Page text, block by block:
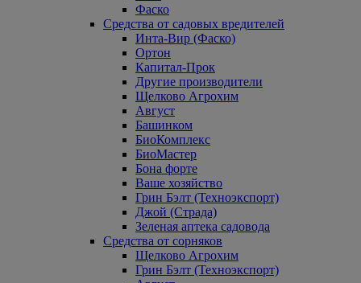
Фаско
Средства от садовых вредителей
Инта-Вир (Фаско)
Ортон
Капитал-Прок
Другие производители
Щелково Агрохим
Август
Башинком
БиоКомплекс
БиоМастер
Бона форте
Ваше хозяйство
Грин Бэлт (Техноэкспорт)
Джой (Страда)
Зеленая аптека садовода
Средства от сорняков
Щелково Агрохим
Грин Бэлт (Техноэкспорт)